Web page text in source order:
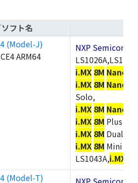
フト名
(Model-J)
ARM64
NXP
i.MX 8M Nano
i.MX 8M Nano
Solo,
i.MX 8M Nano
i.MX 8M Plus
i.MX 8M Dual,
i.MX 8M Mini
LS1043A,i.MX
(Model-T)